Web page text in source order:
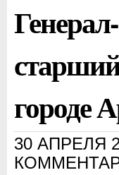
городе
30 АПРЕЛЯ